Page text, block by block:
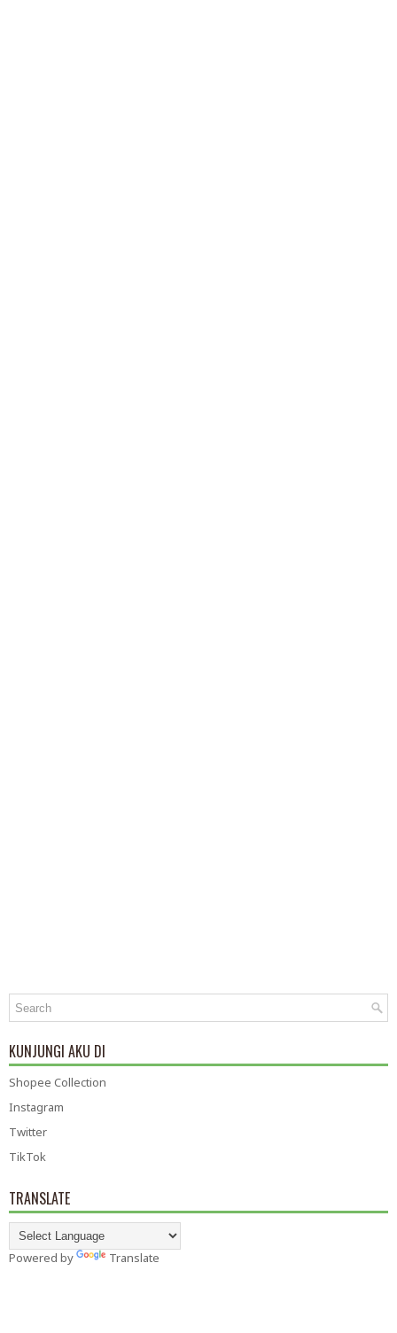
KUNJUNGI AKU DI
Shopee Collection
Instagram
Twitter
TikTok
TRANSLATE
Powered by Translate